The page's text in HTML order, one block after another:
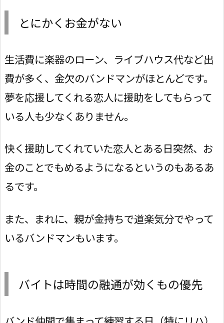
とにかくお金がない
生活費に楽器のローン、ライブハウス代など出
費が多く、金欠のバンドマンがほとんどです。
夢を応援してくれる恋人に援助をしてもらって
いる人も少なくありません。
快く援助してくれていた恋人とある日突然、お
金のことでもめるようになるというのもあるあ
るです。
また、まれに、親が金持ちで道楽気分でやって
いるバンドマンもいます。
バイトは時間の融通が効くもの優先